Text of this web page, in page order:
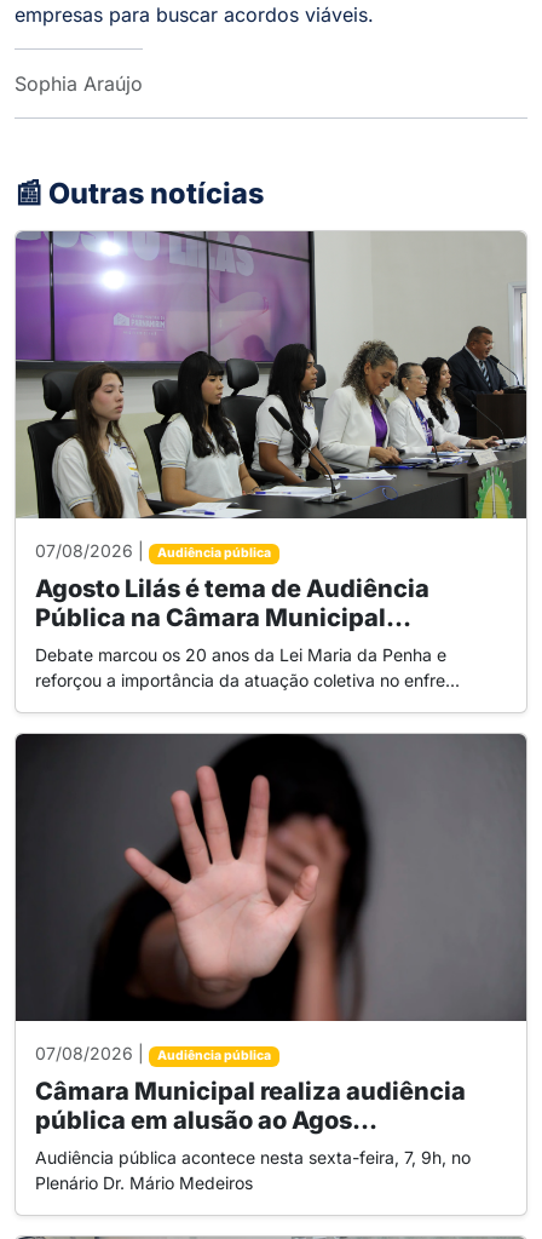
empresas para buscar acordos viáveis.
Sophia Araújo
📰 Outras notícias
07/08/2026 | Audiência pública
Agosto Lilás é tema de Audiência
Pública na Câmara Municipal...
Debate marcou os 20 anos da Lei Maria da Penha e
reforçou a importância da atuação coletiva no enfre...
07/08/2026 | Audiência pública
Câmara Municipal realiza audiência
pública em alusão ao Agos...
Audiência pública acontece nesta sexta-feira, 7, 9h, no
Plenário Dr. Mário Medeiros